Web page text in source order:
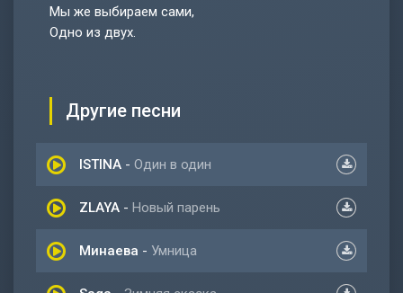
Мы же выбираем сами,
Одно из двух.
Другие песни
ISTINA - Один в один
ZLAYA - Новый парень
Минаева - Умница